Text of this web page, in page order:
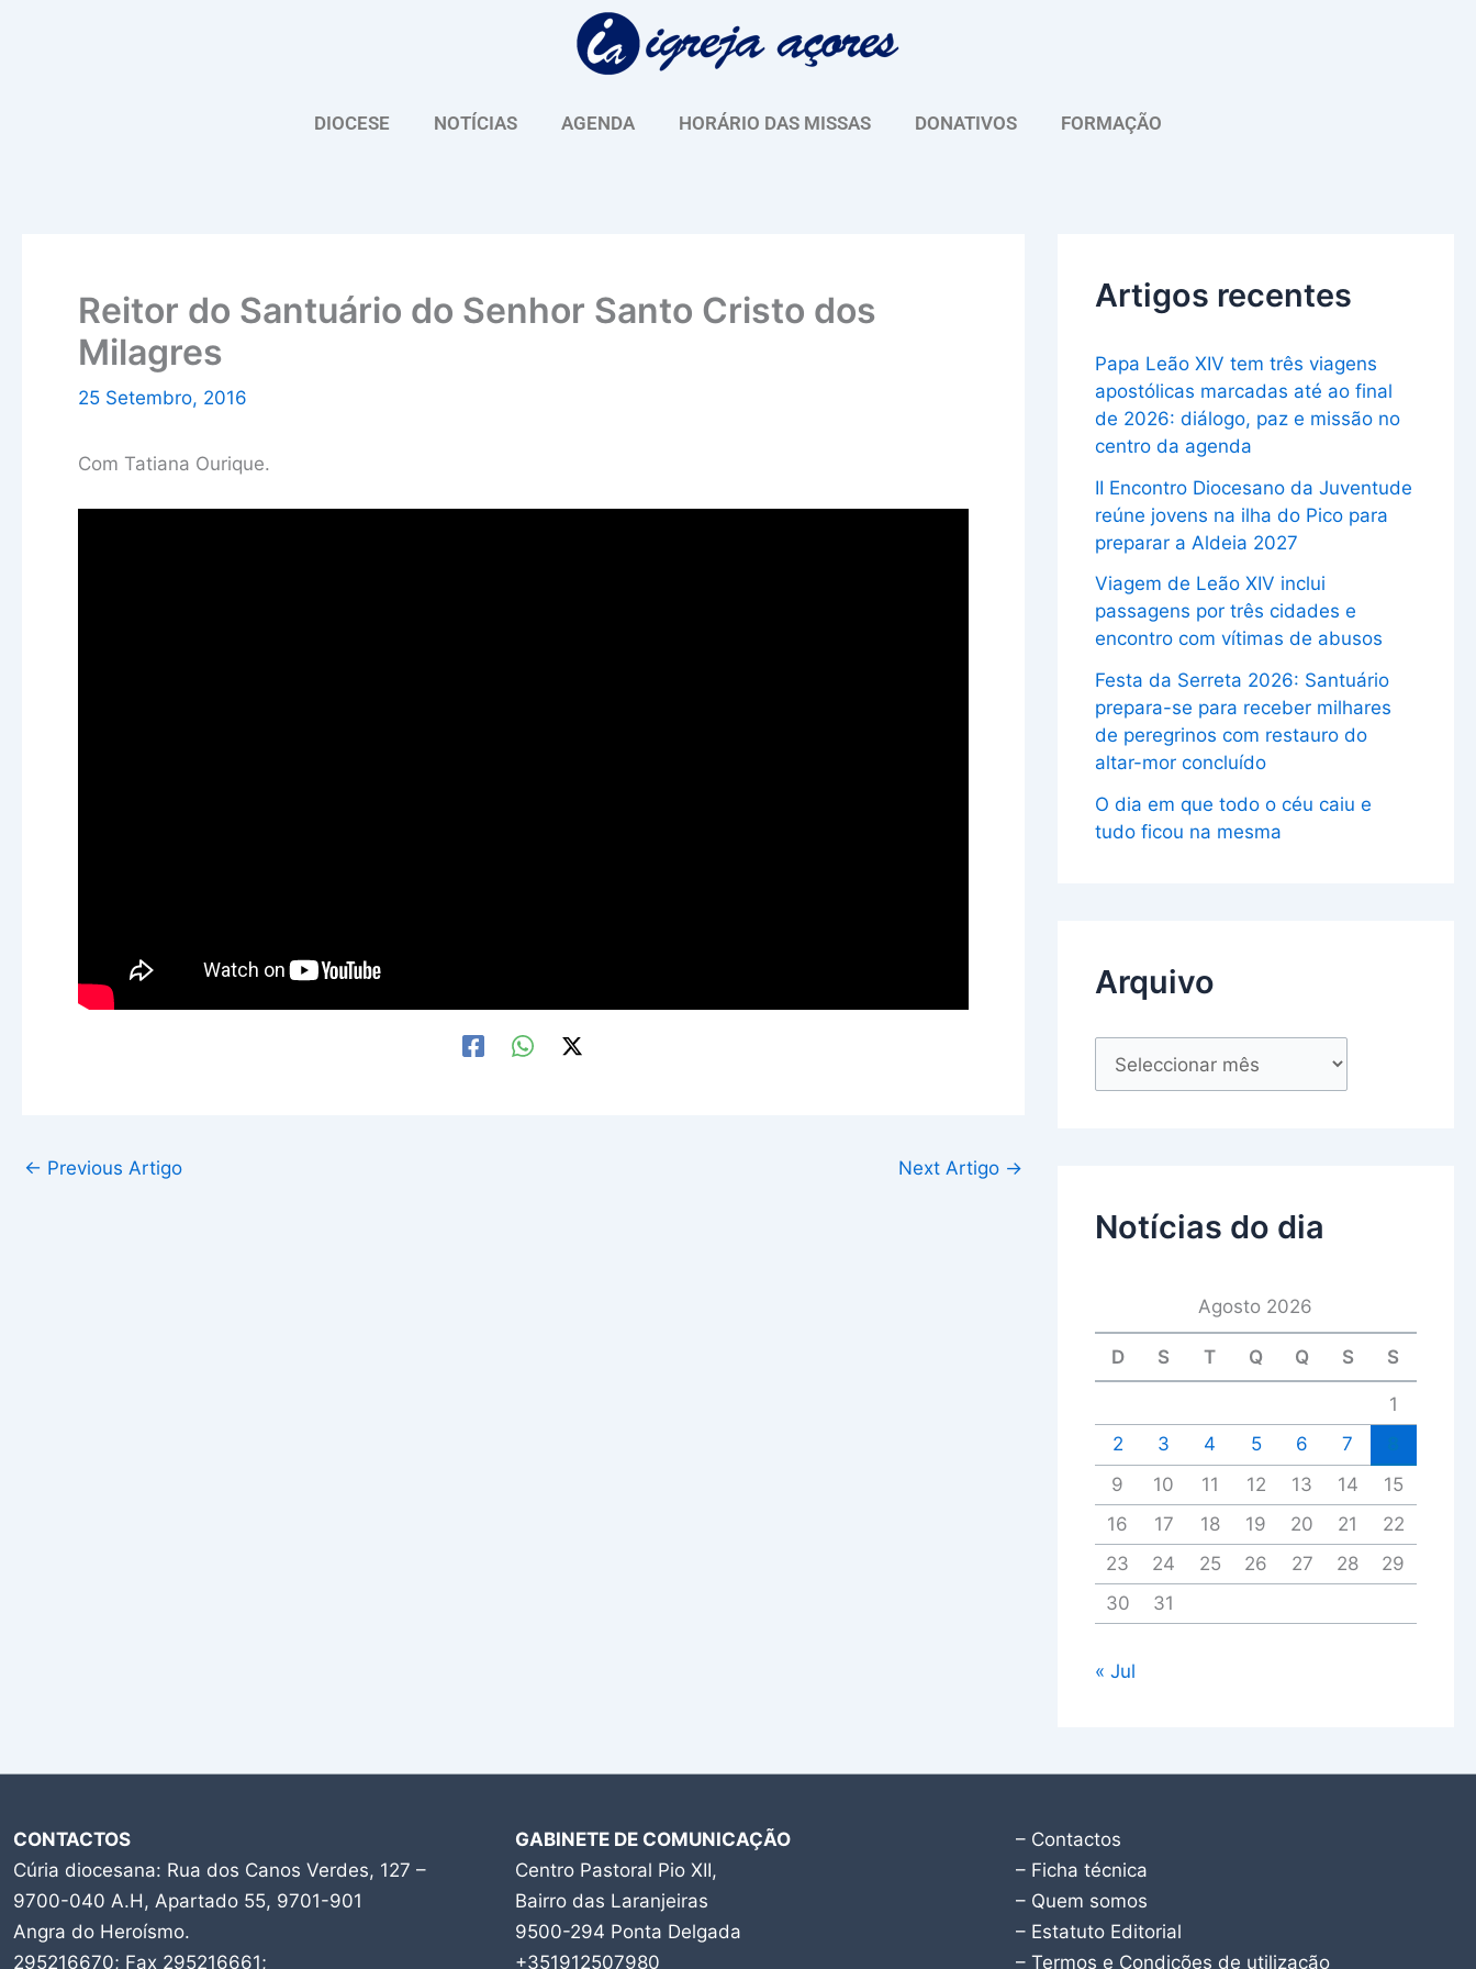
DIOCESE NOTÍCIAS AGENDA HORÁRIO DAS MISSAS DONATIVOS FORMAÇÃO
Reitor do Santuário do Senhor Santo Cristo dos
Milagres
25 Setembro, 2016
Com Tatiana Ourique.
← Previous Artigo Next Artigo →
Artigos recentes
Papa Leão XIV tem três viagens
apostólicas marcadas até ao final
de 2026: diálogo, paz e missão no
centro da agenda
II Encontro Diocesano da Juventude
reúne jovens na ilha do Pico para
preparar a Aldeia 2027
Viagem de Leão XIV inclui
passagens por três cidades e
encontro com vítimas de abusos
Festa da Serreta 2026: Santuário
prepara-se para receber milhares
de peregrinos com restauro do
altar-mor concluído
O dia em que todo o céu caiu e
tudo ficou na mesma
Arquivo
u
Notícias do dia
Agosto 2026
D S T Q Q S S
1
2
3 4 5 6 7
9
10 11 12 13 14
15
16
17 18 19 20 21
22
23
24 25 26 27 28
29
30
31
« Jul
CONTACTOS
Cúria diocesana: Rua dos Canos Verdes, 127 –
9700-040 A.H, Apartado 55, 9701-901
Angra do Heroísmo.
295216670; Fax 295216661;
GABINETE DE COMUNICAÇÃO
Centro Pastoral Pio XII,
Bairro das Laranjeiras
9500-294 Ponta Delgada
+351912507980
– Contactos
– Ficha técnica
– Quem somos
– Estatuto Editorial
– Termos e Condições de utilização